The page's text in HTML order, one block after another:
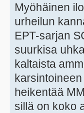
Myöhäinen
urheilun
EPT-sarjan
suurkisa
kaltaista
heikentää
sillä on koko